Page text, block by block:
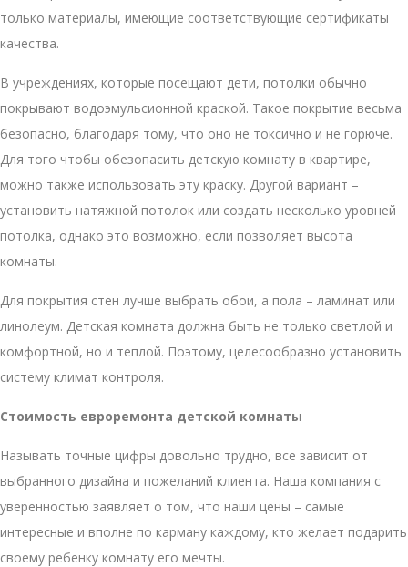
только материалы, имеющие соответствующие сертификаты
качества.
В учреждениях, которые посещают дети, потолки обычно
покрывают водоэмульсионной краской. Такое покрытие весьма
безопасно, благодаря тому, что оно не токсично и не горюче.
Для того чтобы обезопасить детскую комнату в квартире,
можно также использовать эту краску. Другой вариант –
установить натяжной потолок или создать несколько уровней
потолка, однако это возможно, если позволяет высота
комнаты.
Для покрытия стен лучше выбрать обои, а пола – ламинат или
линолеум. Детская комната должна быть не только светлой и
комфортной, но и теплой. Поэтому, целесообразно установить
систему климат контроля.
Стоимость евроремонта детской комнаты
Называть точные цифры довольно трудно, все зависит от
выбранного дизайна и пожеланий клиента. Наша компания с
уверенностью заявляет о том, что наши цены – самые
интересные и вполне по карману каждому, кто желает подарить
своему ребенку комнату его мечты.